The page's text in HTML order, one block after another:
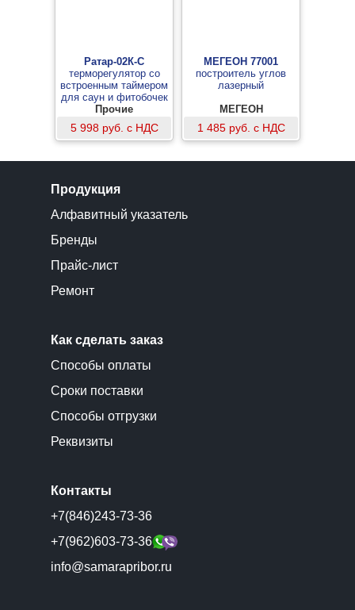
Ратар-02К-С
терморегулятор со
встроенным таймером
для саун и фитобочек
Прочие
5 998 руб. с НДС
МЕГЕОН 77001
построитель углов
лазерный
МЕГЕОН
1 485 руб. с НДС
Продукция
Алфавитный указатель
Бренды
Прайс-лист
Ремонт
Как сделать заказ
Способы оплаты
Сроки поставки
Способы отгрузки
Реквизиты
Контакты
+7(846)243-73-36
+7(962)603-73-36
info@samarapribor.ru